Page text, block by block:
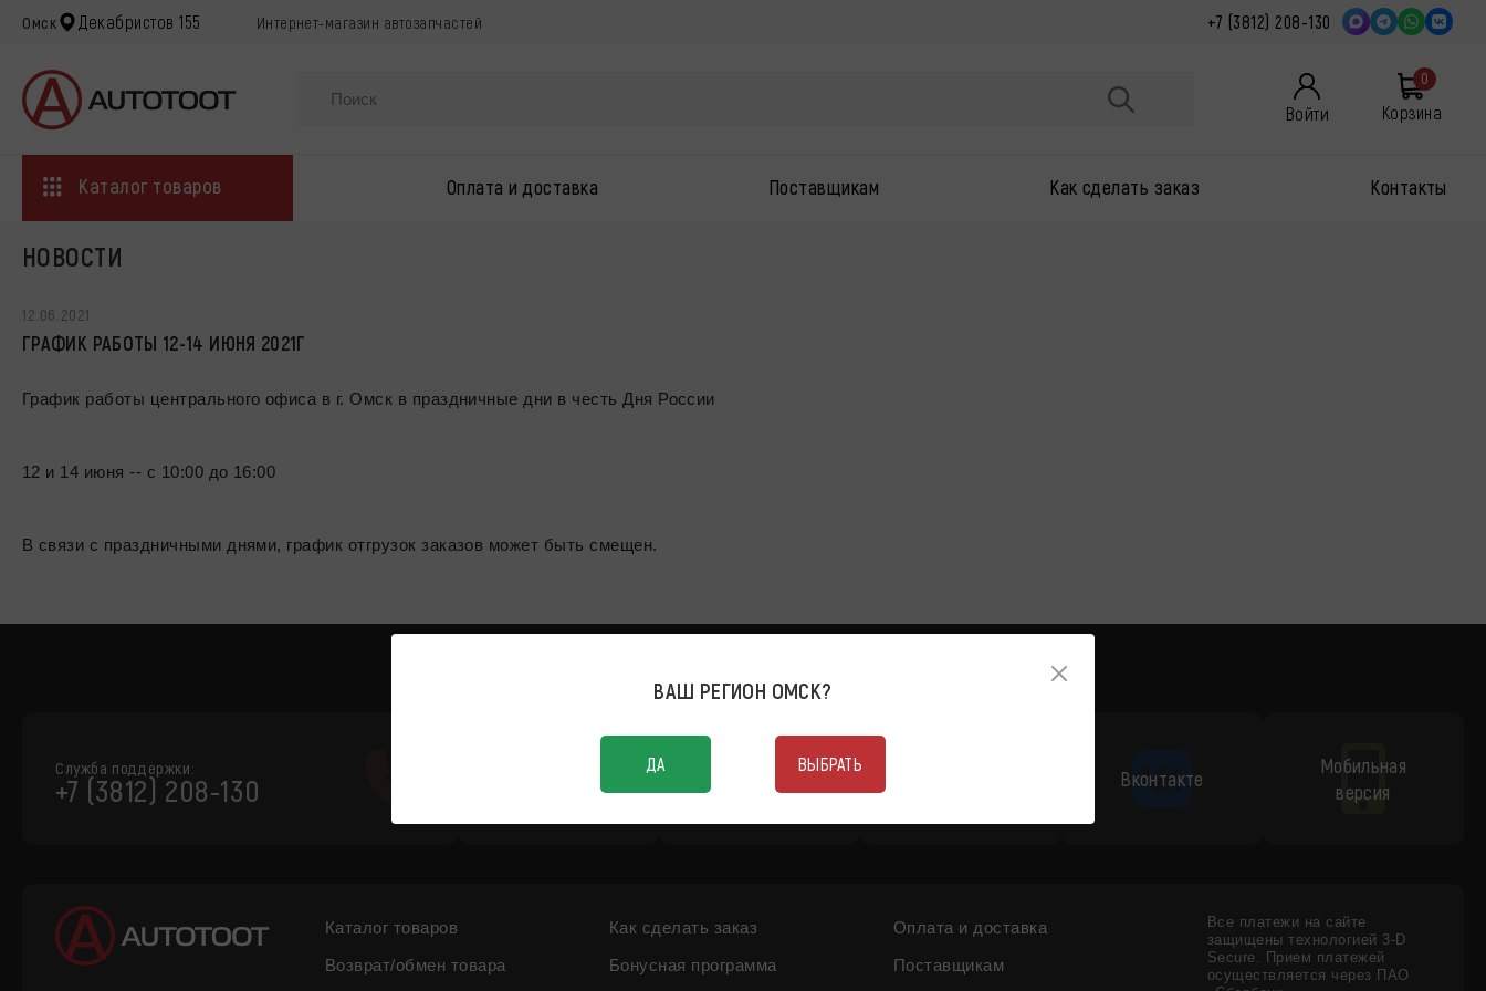
Омск Декабристов 155 Интернет-магазин автозапчастей +7 (3812) 208-130
Войти
0
Корзина
Каталог товаров Оплата и доставка Поставщикам Как сделать заказ Контакты
НОВОСТИ
12.06.2021
ГРАФИК РАБОТЫ 12-14 ИЮНЯ 2021Г
График работы центрального офиса в г. Омск в праздничные дни в честь Дня России
12 и 14 июня -- с 10:00 до 16:00
В связи с праздничными днями, график отгрузок заказов может быть смещен.
Служба поддержки:
+7 (3812) 208-130 Вконтакте
Мобильная
версия
Каталог товаров Как сделать заказ
Оплата и доставка
Возврат/обмен товара
Бонусная программа Поставщикам
Все платежи на сайте
защищены технологией 3-D
Secure. Прием платежей
осуществляется через ПАО
ВАШ РЕГИОН ОМСК?
ДА ВЫБРАТЬ